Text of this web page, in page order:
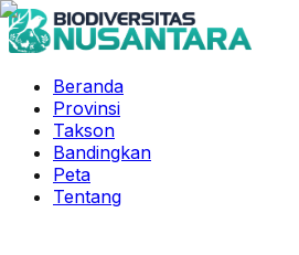
Beranda
Provinsi
Takson
Bandingkan
Peta
Tentang